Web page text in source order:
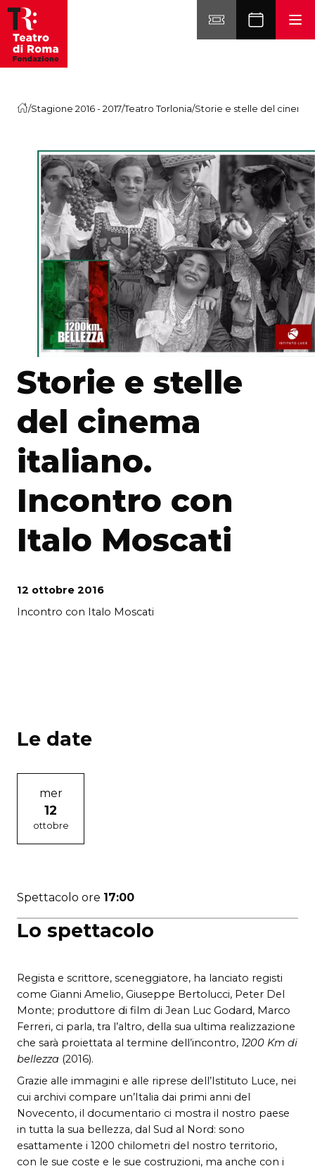
Vai al contenuto
/Stagione 2016 - 2017/Teatro Torlonia/Storie e stelle del cinema
Storie e stelle
del cinema
italiano.
Incontro con
Italo Moscati
12 ottobre 2016
Incontro con Italo Moscati
Lo spettacolo
Regista e scrittore, sceneggiatore, ha lanciato registi
come Gianni Amelio, Giuseppe Bertolucci, Peter Del
Monte; produttore di film di Jean Luc Godard, Marco
Ferreri, ci parla, tra l’altro, della sua ultima realizzazione
che sarà proiettata al termine dell’incontro, 1200 Km di
bellezza (2016).
Grazie alle immagini e alle riprese dell’Istituto Luce, nei
cui archivi compare un’Italia dai primi anni del
Novecento, il documentario ci mostra il nostro paese
in tutta la sua bellezza, dal Sud al Nord: sono
esattamente i 1200 chilometri del nostro territorio,
con le sue coste e le sue costruzioni, ma anche con i
Le date
mer
12
ottobre
Spettacolo ore 17:00